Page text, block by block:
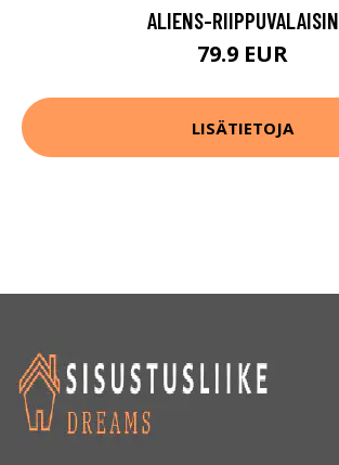
ALIENS-RIIPPUVALAISIN
79.9 EUR
LISÄTIETOJA